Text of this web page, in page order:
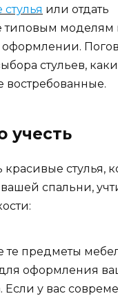
или отдать
типовым моделям
оформлении.
стульев,
востребованные.
учесть
стулья,
спальни,
те предметы
оформления
Если у вас